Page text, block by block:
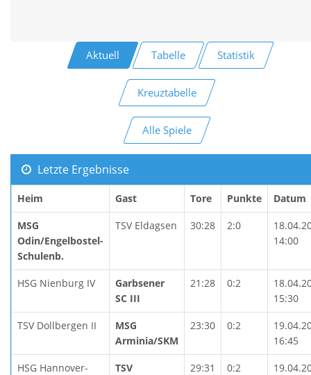
Aktuell Tabelle Statistik
Kreuztabelle
Alle Spiele
Letzte Ergebnisse
Heim Gast Tore Punkte Datum
MSG
Odin/Engelbostel-
Schulenb.
TSV Eldagsen 30:28 2:0
14:00
HSG Nienburg IV
Garbsener
SC III
21:28 0:2
15:30
TSV Dollbergen II
MSG
Arminia/SKM
23:30 0:2
16:45
HSG Hannover-
TSV
29:31 0:2